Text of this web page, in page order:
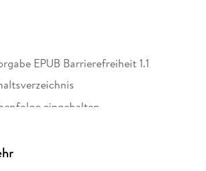
EPUB Barrierefreiheit 1.1
eingehalten
der gedruckten Ausgabe